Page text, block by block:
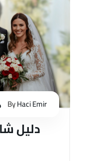
ByHaci Emir
دليل